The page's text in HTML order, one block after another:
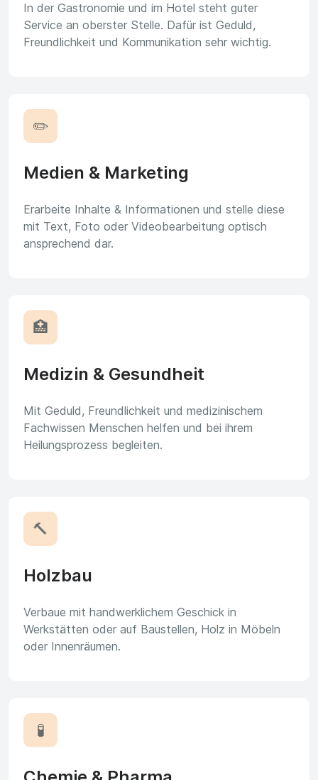
In der Gastronomie und im Hotel steht guter
Service an oberster Stelle. Dafür ist Geduld,
Freundlichkeit und Kommunikation sehr wichtig.
✏️
Medien & Marketing
Erarbeite Inhalte & Informationen und stelle diese
mit Text, Foto oder Videobearbeitung optisch
ansprechend dar.
🏥
Medizin & Gesundheit
Mit Geduld, Freundlichkeit und medizinischem
Fachwissen Menschen helfen und bei ihrem
Heilungsprozess begleiten.
🔨
Holzbau
Verbaue mit handwerklichem Geschick in
Werkstätten oder auf Baustellen, Holz in Möbeln
oder Innenräumen.
🧪